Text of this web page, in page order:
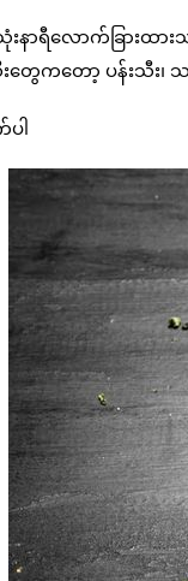
သုံးနာရီလောက်ခြာ
ကတော့ ပန်းသီး၊
ပါ